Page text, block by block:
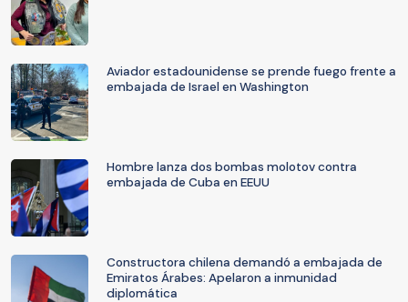
Aviador estadounidense se prende fuego frente a
embajada de Israel en Washington
Hombre lanza dos bombas molotov contra
embajada de Cuba en EEUU
Constructora chilena demandó a embajada de
Emiratos Árabes: Apelaron a inmunidad
diplomática